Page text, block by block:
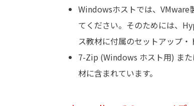
Windowsホストでは、VMware
てください。そのためには、
ス教材に付属のセットアップ・
7-Zip (Windows ホスト用) ま
材に含まれています。